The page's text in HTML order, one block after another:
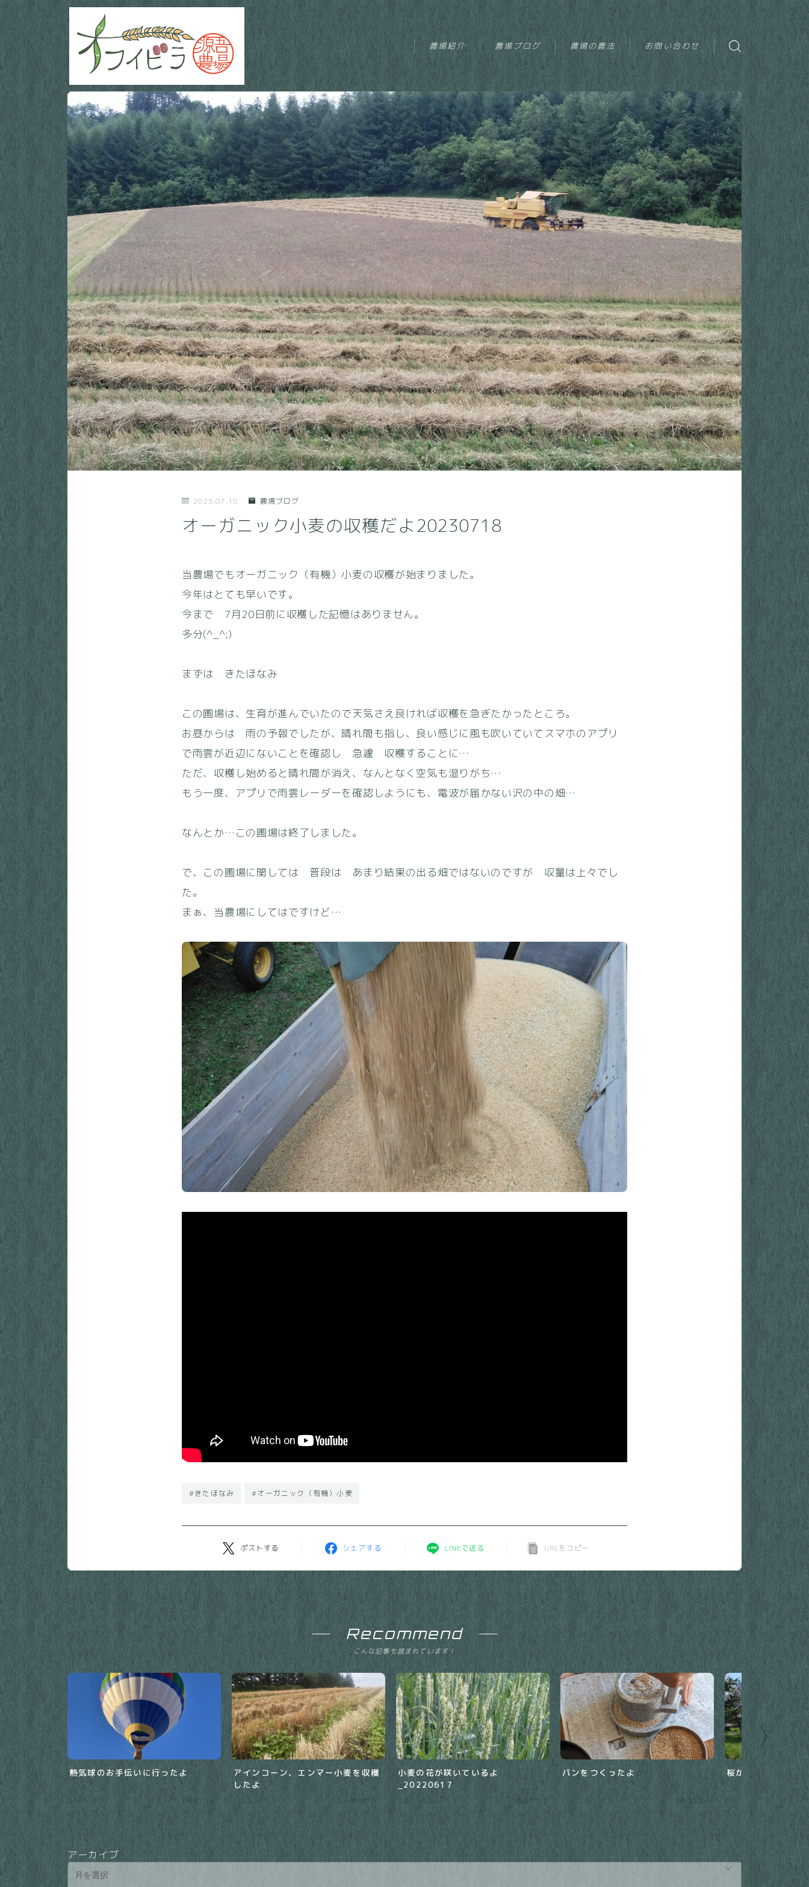
農場紹介 農場ブログ 農場の農法 お問い合わせ
2023.07.18 農場ブログ
オーガニック小麦の収穫だよ20230718
当農場でもオーガニック（有機）小麦の収穫が始まりました。
今年はとても早いです。
今まで 7月20日前に収穫した記憶はありません。
多分(^_^;)
まずは きたほなみ
この圃場は、生育が進んでいたので天気さえ良ければ収穫を急ぎたかったところ。
お昼からは 雨の予報でしたが、晴れ間も指し、良い感じに風も吹いていてスマホのアプリ
で雨雲が近辺にないことを確認し 急遽 収穫することに…
ただ、収穫し始めると晴れ間が消え、なんとなく空気も湿りがち…
もう一度、アプリで雨雲レーダーを確認しようにも、電波が届かない沢の中の畑…
なんとか…この圃場は終了しました。
で、この圃場に関しては 普段は あまり結果の出る畑ではないのですが 収量は上々でし
た。
まぁ、当農場にしてはですけど…
#きたほなみ #オーガニック（有機）小麦
ポストする シェアする LINEで送る URLをコピー
Recommend
こんな記事も読まれています！
熱気球のお手伝いに行ったよ
2020.12.31 農場ブログ
アインコーン、エンマー小麦を収穫
したよ
2022.08.12 農場ブログ
小麦の花が咲いているよ
_20220617
農場ブログ
パンをつくったよ
2022.12.27 農場ブログ
桜が咲いたよ
2023.05.02
アーカイブ